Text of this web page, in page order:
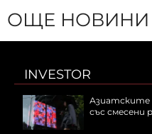
ОЩЕ НОВИНИ
INVESTOR
Азиатските
със смесени